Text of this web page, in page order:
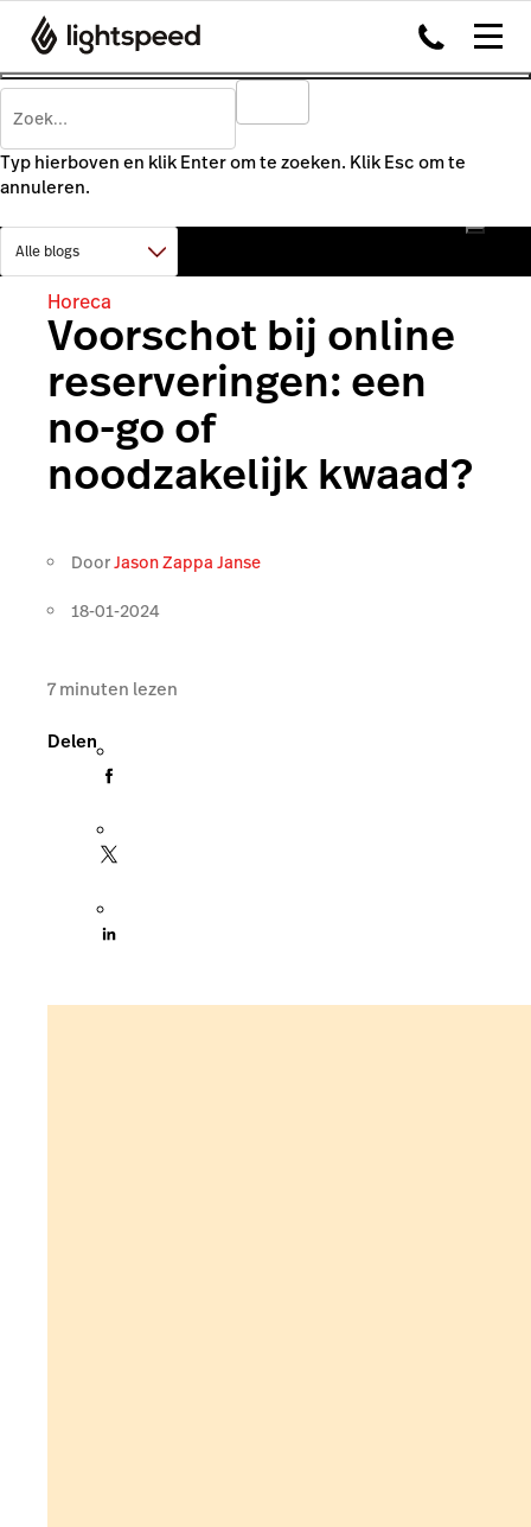
Typ hierboven en klik Enter om te zoeken. Klik Esc om te
annuleren.
Horeca
Voorschot bij online
reserveringen: een
no-go of
noodzakelijk kwaad?
DoorJason Zappa Janse
18-01-2024
7minuten lezen
Delen